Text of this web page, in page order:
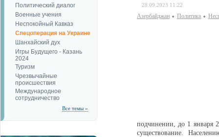
Политический диалог
Военные учения
Неспокойный Кавказ
Спецоперация на Украине
Шанхайский дух
Игры Будущего - Казань
2024
Туризм
Чрезвычайные
происшествия
Международное
сотрудничество
Все темы »
28.09.2023 11:22
Азербайджан Политика
подчинении, до 1 января
существование.